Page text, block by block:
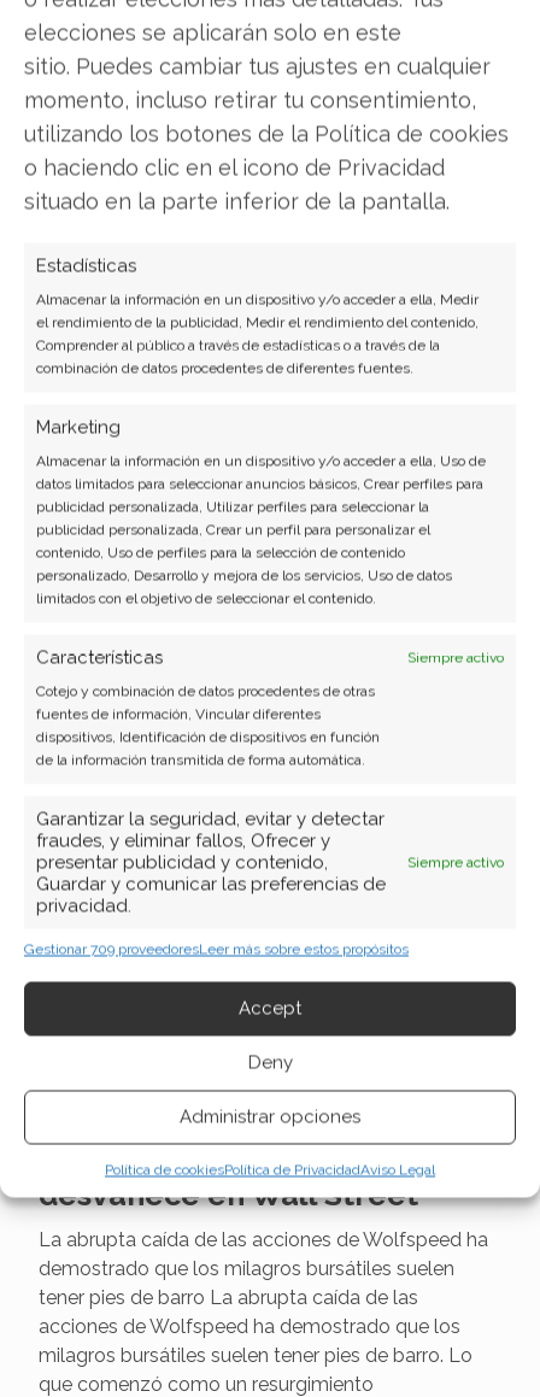
elecciones se aplicarán solo en este
sitio. Puedes cambiar tus ajustes en cualquier
momento, incluso retirar tu consentimiento,
utilizando los botones de la Política de cookies
o haciendo clic en el icono de Privacidad
situado en la parte inferior de la pantalla.
Estadísticas
Almacenar la información en un dispositivo y/o acceder a ella, Medir
el rendimiento de la publicidad, Medir el rendimiento del contenido,
Comprender al público a través de estadísticas o a través de la
combinación de datos procedentes de diferentes fuentes.
Marketing
Almacenar la información en un dispositivo y/o acceder a ella, Uso de
datos limitados para seleccionar anuncios básicos, Crear perfiles para
publicidad personalizada, Utilizar perfiles para seleccionar la
publicidad personalizada, Crear un perfil para personalizar el
contenido, Uso de perfiles para la selección de contenido
personalizado, Desarrollo y mejora de los servicios, Uso de datos
limitados con el objetivo de seleccionar el contenido.
Características
Siempre activo
Cotejo y combinación de datos procedentes de otras
fuentes de información, Vincular diferentes
dispositivos, Identificación de dispositivos en función
de la información transmitida de forma automática.
Garantizar la seguridad, evitar y detectar
fraudes, y eliminar fallos, Ofrecer y
presentar publicidad y contenido,
Guardar y comunicar las preferencias de
privacidad.
Siempre activo
Gestionar 709 proveedoresLeer más sobre estos propósitos
Accept
Deny
Administrar opciones
Política de cookiesPolítica de PrivacidadAviso Legal
de contrastes Tras anunciar unos resultados
trimestrales que superaron todas las previsiones,
su acción sufrió una caída superior al 10%,
generando desconcierto entre los inversores. Este
movimiento volátil coincide con un ambicioso
anuncio de su director ejecutivo, Vlad Tenev, que
Beyond Meat: La Crisis se
Profundiza Tras un Trimestre
Desastroso
ha sacudido los mercados tras el cierre bursátil del
lunes con la publicación de unos resultados
financieros que han superado todas las
previsiones negativas. La compañía, otrora estrella
marcado por pérdidas en expansión y un
desplome continuado de…
Wolfspeed: El espejismo se
desvanece en Wall Street
La abrupta caída de las acciones de Wolfspeed ha
demostrado que los milagros bursátiles suelen
tener pies de barro La abrupta caída de las
acciones de Wolfspeed ha demostrado que los
milagros bursátiles suelen tener pies de barro. Lo
que comenzó como un resurgimiento